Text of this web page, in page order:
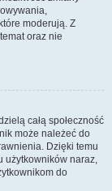
moderują. Z
oraz nie
całą społeczność
może należeć do
Dzięki temu
użytkowników naraz,
do